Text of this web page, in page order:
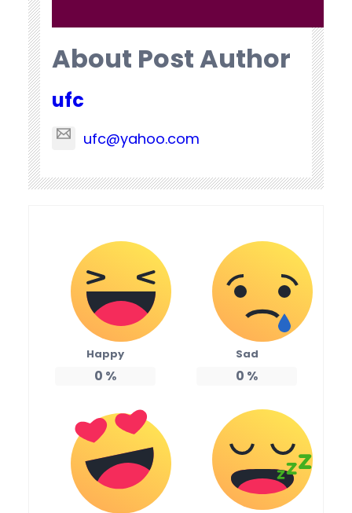
About Post Author
ufc
ufc@yahoo.com
Happy
0 %
Sad
0 %